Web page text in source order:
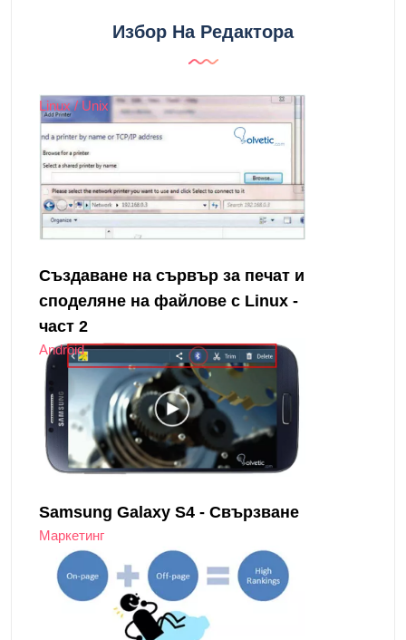
Избор На Редактора
Linux / Unix
Създаване на сървър за печат и
споделяне на файлове с Linux -
част 2
Android
Samsung Galaxy S4 - Свързване
Маркетинг